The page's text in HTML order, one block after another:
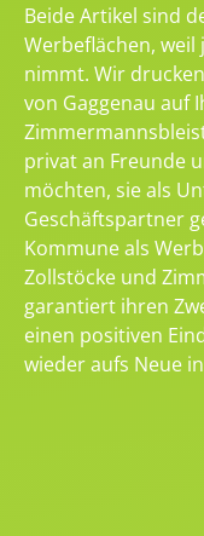
Beide Artikel sind
Werbeflächen,
nimmt. Wir
von Gaggenau auf
privat an Freunde
möchten, sie als
Geschäftspartner
Kommune als
Zollstöcke und
garantiert ihren
einen positiven
wieder aufs Neue